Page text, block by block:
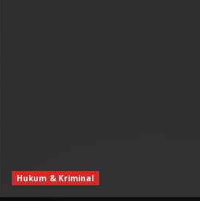
Hukum & Kriminal